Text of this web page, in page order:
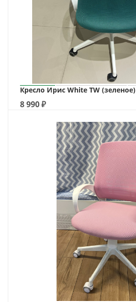
Кресло Ирис White TW (зеленое)
8 990₽